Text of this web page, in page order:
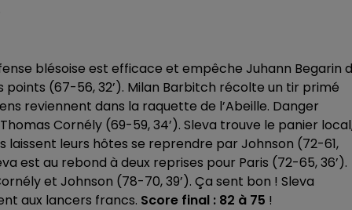
blésoise est efficace et empêche Juhann Begarin
points (67-56, 32’). Milan Barbitch récolte un tir primé
reviennent dans la raquette de l’Abeille. Danger
Cornély (69-59, 34’). Sleva trouve le panier
laissent leurs hôtes se reprendre par Johnson (72-61,
est au rebond à deux reprises pour Paris (72-65, 36’).
et Johnson (78-70, 39’). Ça sent bon ! Sleva
aux lancers francs. Score final : 82 à 75 !